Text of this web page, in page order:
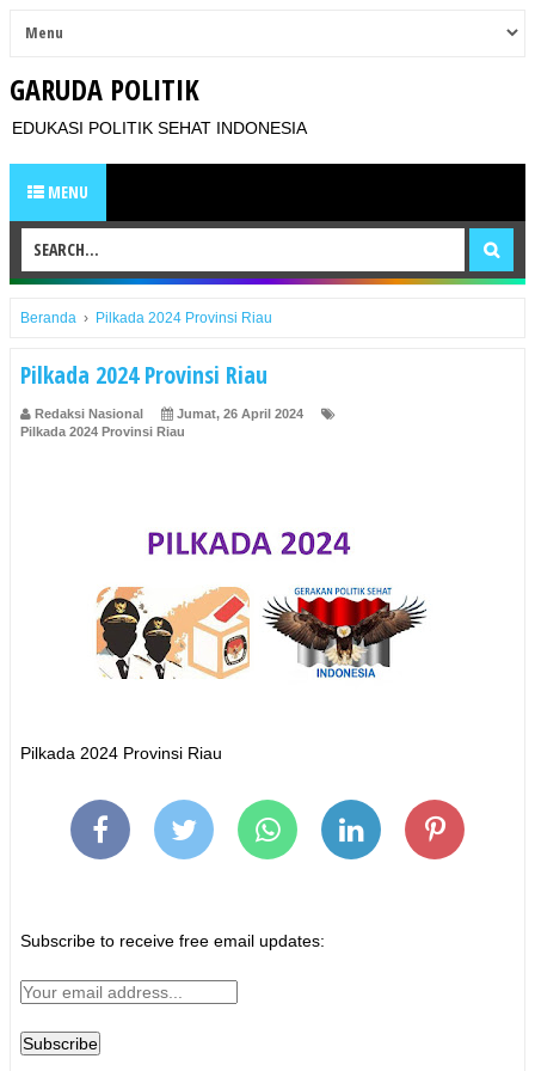
GARUDA POLITIK
EDUKASI POLITIK SEHAT INDONESIA
MENU
Beranda › Pilkada 2024 Provinsi Riau
Pilkada 2024 Provinsi Riau
Redaksi Nasional
Jumat, 26 April 2024
Pilkada 2024 Provinsi Riau
Pilkada 2024 Provinsi Riau
Subscribe to receive free email updates: